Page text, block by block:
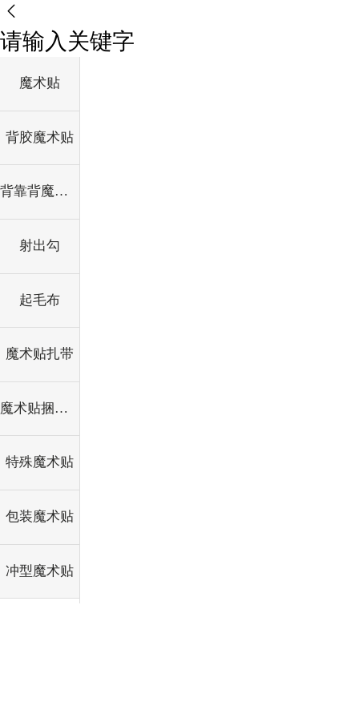
请输入关键字
魔术贴
背胶魔术贴
背靠背魔术贴
射出勾
起毛布
魔术贴扎带
魔术贴捆绑带
特殊魔术贴
包装魔术贴
冲型魔术贴